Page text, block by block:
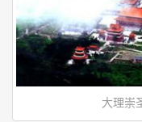
大理崇